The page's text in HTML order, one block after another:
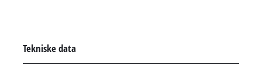
er udstyret med en let bevægelig trækfunktion, som også
Tekniske data